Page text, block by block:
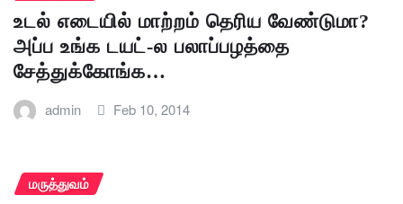
உடல் எடையில் மாற்றம் தெரிய வேண்டுமா?
அப்ப உங்க டயட்-ல பலாப்பழத்தை
சேத்துக்கோங்க…
admin Feb 10, 2014
மருத்துவம்